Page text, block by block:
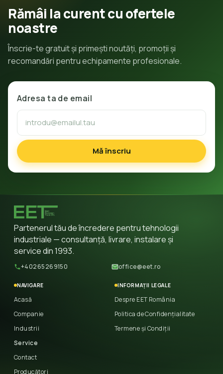
Rămâi la curent cu ofertele
noastre
Înscrie-te gratuit și primești noutăți, promoții și
recomandări pentru echipamente profesionale.
Adresa ta de email
Mă înscriu
Partenerul tău de încredere pentru tehnologii
industriale — consultanță, livrare, instalare și
service din 1993.
+40265269150 office@eet.ro
NAVIGARE
Acasă
Companie
Industrii
Service
Contact
Producători
INFORMAȚII LEGALE
Despre EET România
Politica de Confidențialitate
Termene și Condiții